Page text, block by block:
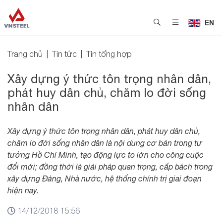
EN
Trang chủ Tin tức Tin tổng hợp
Xây dựng ý thức tôn trọng nhân dân,
phát huy dân chủ, chăm lo đời sống
nhân dân
Xây dựng ý thức tôn trọng nhân dân, phát huy dân chủ,
chăm lo đời sống nhân dân là nội dung cơ bản trong tư
tưởng Hồ Chí Minh, tạo động lực to lớn cho công cuộc
đổi mới; đồng thời là giải pháp quan trọng, cấp bách trong
xây dựng Đảng, Nhà nước, hệ thống chính trị giai đoạn
hiện nay.
14/12/2018 15:56